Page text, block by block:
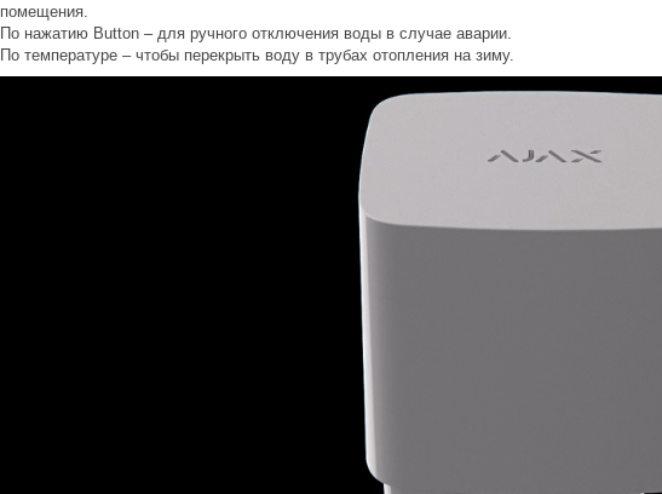
помещения.
По нажатию Button – для ручного отключения воды в случае аварии.
По температуре – чтобы перекрыть воду в трубах отопления на зиму.